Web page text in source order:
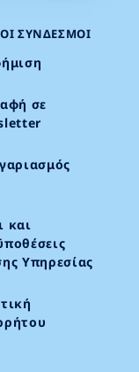
ΣΎΝΔΕΣΜΟΙ
σε
και
Υπηρεσίας